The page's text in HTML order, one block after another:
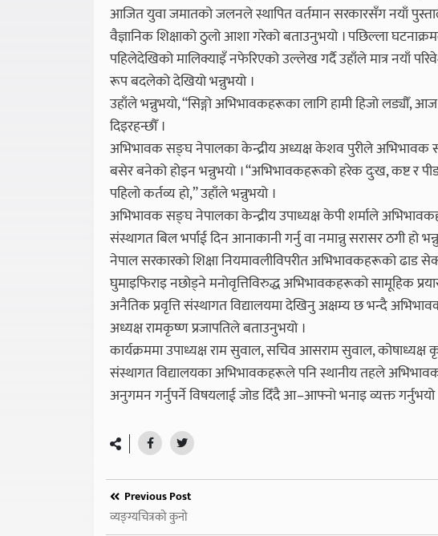
आजित युवा जमातको जलनले स्थापित वर्तमान सरकारसँग नयाँ
वैज्ञानिक शिक्षाको ठुलो आशा गरेको बताउनुभयो । पछिल्ला
पहिलेदेखिको मालिक्याइँ नफेरिएको उल्लेख गर्दै उहाँले मात्र नयाँ
रूप बदलेको देखियो भन्नुभयो ।
उहाँले भन्नुभयो, “सिङ्गो अभिभावकहरूका लागि हामी हिजो लड्यौँ,
दिइरहन्छौँ ।
अभिभावक सङ्घ नेपालका केन्द्रीय अध्यक्ष केशव पुरीले अभिभावक
बसेर बनेको होइन भन्नुभयो । “अभिभावकहरूको हरेक दुःख, कष्ट र
पहिलो कर्तव्य हो,” उहाँले भन्नुभयो ।
अभिभावक सङ्घ नेपालका केन्द्रीय उपाध्यक्ष केपी शर्माले
संस्थागत बिल भर्पाई दिन आनाकानी गर्नु वा नमान्नु सरासर ठगी हो
नेपाल सरकारको शिक्षा नियमावलीविपरीत अभिभावकहरूको ढाड
घुमाइफिराइ नछोड्ने मनोवृत्तिविरुद्ध अभिभावकहरूको सामूहिक
अनैतिक प्रवृत्ति संस्थागत विद्यालयमा देखिनु अक्षम्य छ भन्दै
अध्यक्ष रामकृष्ण प्रजापतिले बताउनुभयो ।
कार्यक्रममा उपाध्यक्ष राम सुवाल, सचिव आसराम सुवाल,
संस्थागत विद्यालयका अभिभावकहरूले पनि स्थानीय तहले
अनुगमन गर्नुपर्ने विषयलाई जोड दिँदै आ–आफ्नो भनाइ व्यक्त गर्नुभयो
Previous Post
व्यङ्ग्यचित्रको कुनो